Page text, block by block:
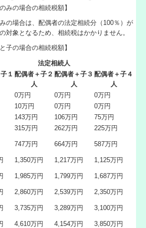
情報
ご紹介
ド講座
みの場合の相続税額】
の場合は、配偶者の法定相続分（100％）が
対象となるため、相続税はかかりません。
子の場合の相続税額】
法定相続人
１ 配偶者＋子２
人
配偶者＋子３
人
配偶者＋子４
人
0万円 0万円
0万円
10万円 0万円
0万円
143万円 106万円
75万円
315万円 262万円
225万円
747万円 664万円 587万円
1,350万円 1,217万円
1,125万円
1,985万円 1,799万円 1,687万円
2,860万円 2,539万円
2,350万円
3,735万円 3,289万円 3,100万円
4,610万円 4,154万円
3,850万円